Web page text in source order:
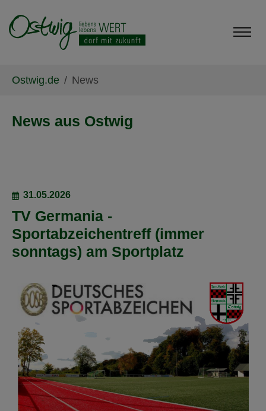
Ostwig.de News
News aus Ostwig
31.05.2026
TV Germania -
Sportabzeichentreff (immer
sonntags) am Sportplatz